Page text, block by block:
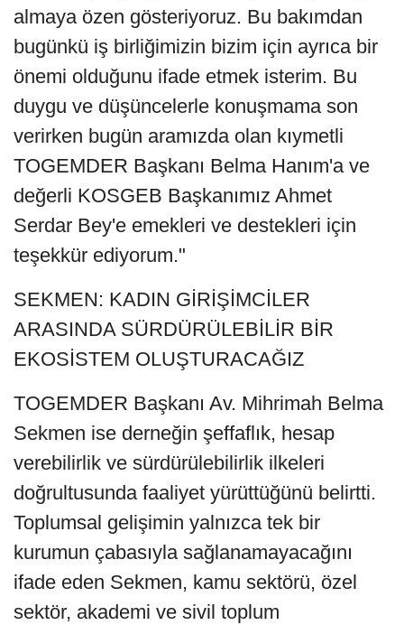
almaya özen gösteriyoruz. Bu bakımdan
bugünkü iş birliğimizin bizim için ayrıca bir
önemi olduğunu ifade etmek isterim. Bu
duygu ve düşüncelerle konuşmama son
verirken bugün aramızda olan kıymetli
TOGEMDER Başkanı Belma Hanım'a ve
değerli KOSGEB Başkanımız Ahmet
Serdar Bey'e emekleri ve destekleri için
teşekkür ediyorum."
SEKMEN: KADIN GİRİŞİMCİLER
ARASINDA SÜRDÜRÜLEBİLİR BİR
EKOSİSTEM OLUŞTURACAĞIZ
TOGEMDER Başkanı Av. Mihrimah Belma
Sekmen ise derneğin şeffaflık, hesap
verebilirlik ve sürdürülebilirlik ilkeleri
doğrultusunda faaliyet yürüttüğünü belirtti.
Toplumsal gelişimin yalnızca tek bir
kurumun çabasıyla sağlanamayacağını
ifade eden Sekmen, kamu sektörü, özel
sektör, akademi ve sivil toplum